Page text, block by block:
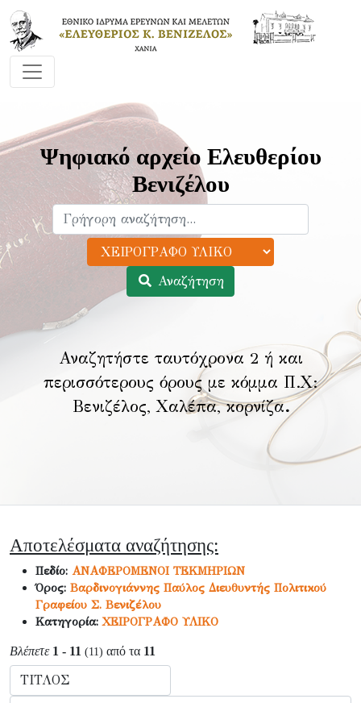
Ψηφιακό αρχείο Ελευθερίου
Βενιζέλου
Αναζήτηση
Αναζητήστε ταυτόχρονα 2 ή και
περισσότερους όρους με κόμμα Π.Χ:
Βενιζέλος, Χαλέπα, κορνίζα.
Αποτελέσματα αναζήτησης:
Πεδίο: ΑΝΑΦΕΡΟΜΕΝΟΙ ΤΕΚΜΗΡΙΩΝ
Όρος: Βαρδινογιάννης Παύλος Διευθυντής Πολιτικού
Γραφείου Σ. Βενιζέλου
Κατηγορία:ΧΕΙΡΟΓΡΑΦΟ ΥΛΙΚΟ
Βλέπετε 1 - 11 (11) από τα 11